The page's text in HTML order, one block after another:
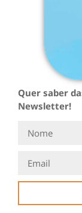
Quer saber
Newsletter!